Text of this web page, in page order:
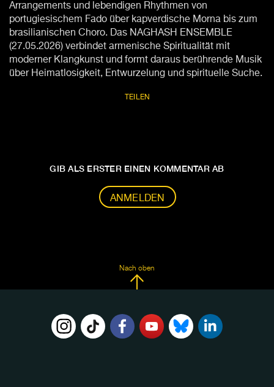
Arrangements und lebendigen Rhythmen von
portugiesischem Fado über kapverdische Morna bis zum
brasilianischen Choro. Das NAGHASH ENSEMBLE
(27.05.2026) verbindet armenische Spiritualität mit
moderner Klangkunst und formt daraus berührende Musik
über Heimatlosigkeit, Entwurzelung und spirituelle Suche.
TEILEN
GIB ALS ERSTER EINEN KOMMENTAR AB
ANMELDEN
Nach oben